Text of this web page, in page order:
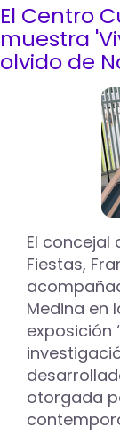
Una
exposición
en
el
ciudadana
General
de
Urbana
PGOU
El Centro
muestra
olvido de
El concejal
Fiestas,
Medina en
exposición
otorgada